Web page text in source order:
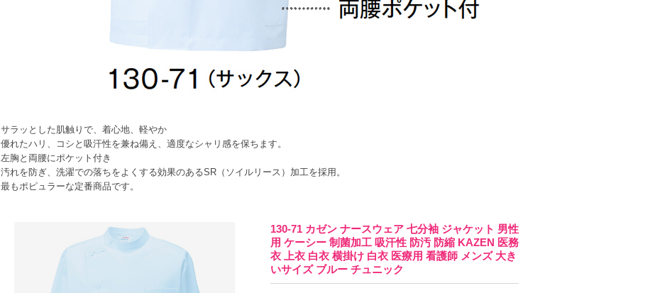
サラッとした肌触りで、着心地、軽やか
優れたハリ、コシと吸汗性を兼ね備え、適度なシャリ感を保ちます。
左胸と両腰にポケット付き
汚れを防ぎ、洗濯での落ちをよくする効果のあるSR（ソイルリース）加工を採用。
最もポピュラーな定番商品です。
130-71 カゼン ナースウェア 七分袖 ジャケット 男性
用 ケーシー 制菌加工 吸汗性 防汚 防縮 KAZEN 医務
衣 上衣 白衣 横掛け 白衣 医療用 看護師 メンズ 大き
いサイズ ブルー チュニック